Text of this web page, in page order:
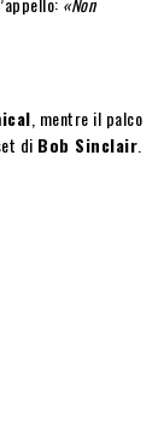
, mentre il palco
di Bob Sinclair